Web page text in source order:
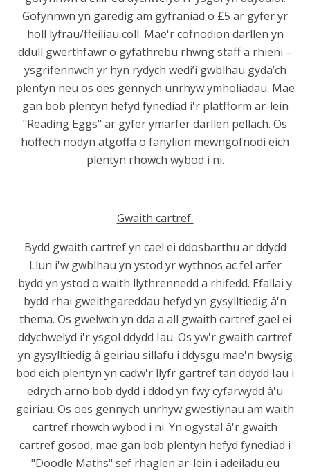
Gofynnwn yn garedig am gyfraniad o £5 ar gyfer yr
holl lyfrau/ffeiliau coll. Mae'r cofnodion darllen yn
ddull gwerthfawr o gyfathrebu rhwng staff a rhieni –
ysgrifennwch yr hyn rydych wedi’i gwblhau gyda’ch
plentyn neu os oes gennych unrhyw ymholiadau. Mae
gan bob plentyn hefyd fynediad i'r platfform ar-lein
"Reading Eggs" ar gyfer ymarfer darllen pellach. Os
hoffech nodyn atgoffa o fanylion mewngofnodi eich
plentyn rhowch wybod i ni.
Gwaith cartref
Bydd gwaith cartref yn cael ei ddosbarthu ar ddydd
Llun i'w gwblhau yn ystod yr wythnos ac fel arfer
bydd yn ystod o waith llythrennedd a rhifedd. Efallai y
bydd rhai gweithgareddau hefyd yn gysylltiedig â'n
thema. Os gwelwch yn dda a all gwaith cartref gael ei
ddychwelyd i'r ysgol ddydd Iau. Os yw'r gwaith cartref
yn gysylltiedig â geiriau sillafu i ddysgu mae'n bwysig
bod eich plentyn yn cadw'r llyfr gartref tan ddydd Iau i
edrych arno bob dydd i ddod yn fwy cyfarwydd â'u
geiriau. Os oes gennych unrhyw gwestiynau am waith
cartref rhowch wybod i ni. Yn ogystal â'r gwaith
cartref gosod, mae gan bob plentyn hefyd fynediad i
"Doodle Maths" sef rhaglen ar-lein i adeiladu eu